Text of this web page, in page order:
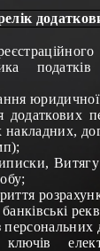
юридичної
додаткових
накладних,
;
;
персональних
ключів